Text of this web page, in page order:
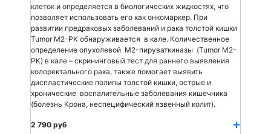
клеток и определяется в биологических жидкостях, что
позволяет использовать его как онкомаркер. При
развитии предраковых заболеваний и рака толстой кишки
Tumor M2-PK обнаруживается в кале. Количественное
определение опухолевой M2-пируваткиназы (Tumor M2-
PK) в кале – скрининговый тест для раннего выявления
колоректального рака, также помогает выявить
диспластические полипы толстой кишки, острые и
хронические воспалительные заболевания кишечника
(болезнь Крона, неспецифический язвенный колит).
2 790 руб